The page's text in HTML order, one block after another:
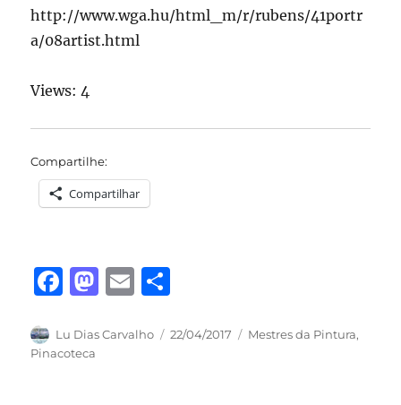
http://www.wga.hu/html_m/r/rubens/41portr
a/08artist.html
Views: 4
Compartilhe:
Compartilhar
F
c
e
M
st
E
ai a
Autor
Lu Dias Carvalho
Publicado
22/04/2017 Categorias
Mestres da Pintura,
Pinacoteca